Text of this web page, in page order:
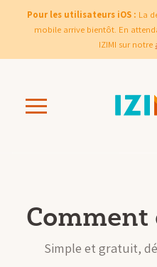
Pour les utilisateurs iOS : La
mobile arrive bientôt. En
IZIMI sur notre
Comment
Simple et gratuit,